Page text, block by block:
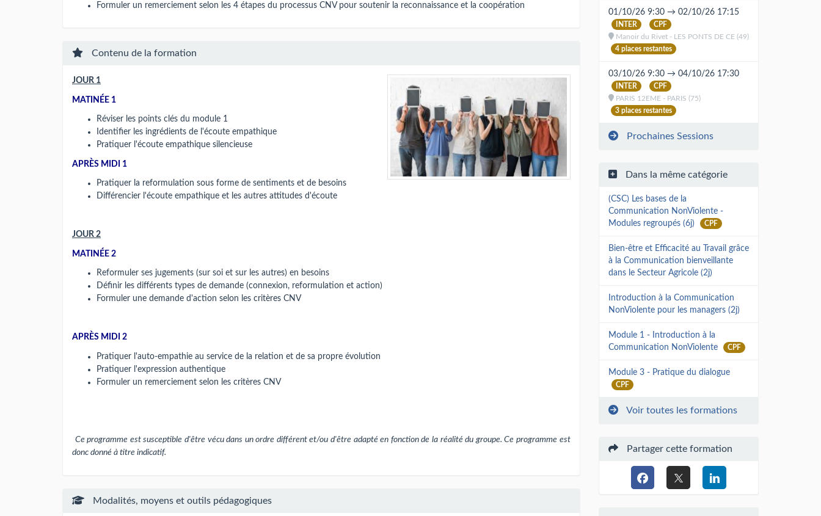
Formuler un remerciement selon les 4 étapes du processus CNV pour soutenir la reconnaissance et la coopération
Contenu de la formation
JOUR 1
MATINÉE 1
Réviser les points clés du module 1
Identifier les ingrédients de l'écoute empathique
Pratiquer l'écoute empathique silencieuse
APRÈS MIDI 1
Pratiquer la reformulation sous forme de sentiments et de besoins
Différencier l'écoute empathique et les autres attitudes d'écoute
JOUR 2
MATINÉE 2
Reformuler ses jugements (sur soi et sur les autres) en besoins
Définir les différents types de demande (connexion, reformulation et action)
Formuler une demande d'action selon les critères CNV
APRÈS MIDI 2
Pratiquer l'auto-empathie au service de la relation et de sa propre évolution
Pratiquer l'expression authentique
Formuler un remerciement selon les critères CNV
Ce programme est susceptible d'être vécu dans un ordre différent et/ou d'être adapté en fonction de la réalité du groupe. Ce programme est
donc donné à titre indicatif.
Modalités, moyens et outils pédagogiques
01/10/26 9:30 → 02/10/26 17:15
INTER
CPF
Manoir du Rivet - LES PONTS DE CE (49)
4 places restantes
03/10/26 9:30 → 04/10/26 17:30
INTER
CPF
PARIS 12EME - PARIS (75)
3 places restantes
Prochaines Sessions
Dans la même catégorie
(CSC) Les bases de la
Communication NonViolente -
Modules regroupés (6j)
CPF
Bien-être et Efficacité au Travail grâce
à la Communication bienveillante
dans le Secteur Agricole (2j)
Introduction à la Communication
NonViolente pour les managers (2j)
Module 1 - Introduction à la
Communication NonViolente
CPF
Module 3 - Pratique du dialogue
CPF
Voir toutes les formations
Partager cette formation